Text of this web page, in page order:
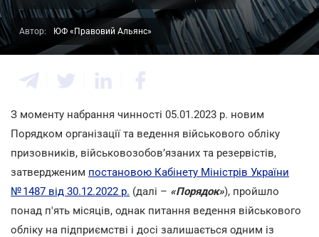
Автор: ЮФ «Правовий Альянс»
З моменту набрання чинності 05.01.2023 р. новим
Порядком організації та ведення військового обліку
призовників, військовозобов’язаних та резервістів,
затвердженим постановою Кабінету Міністрів України
№ 1487 від 30.12.2022 р. (далі – «Порядок»), пройшло
понад п'ять місяців, однак питання ведення військового
обліку на підприємстві і досі залишається одним із